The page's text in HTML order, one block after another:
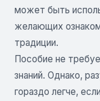
может быть
желающих
традиции.
Пособие не
знаний. Однако,
гораздо легче,